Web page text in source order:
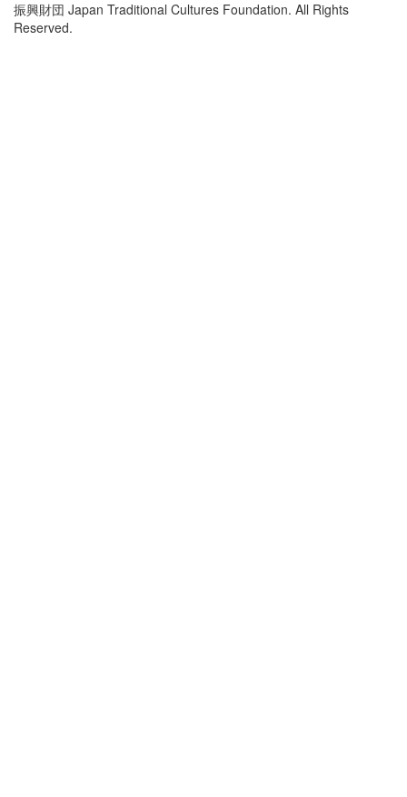
振興財団 Japan Traditional Cultures Foundation. All Rights
Reserved.